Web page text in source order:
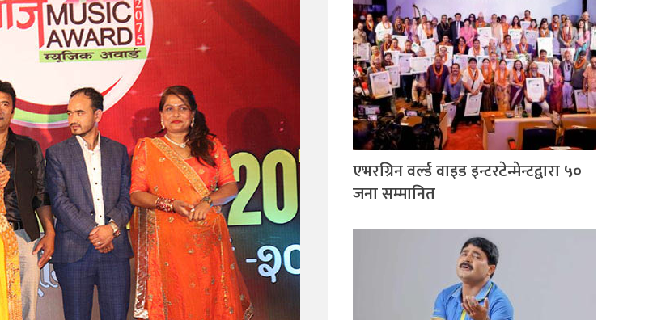
एभरग्रिन वर्ल्ड वाइड इन्टरटेन्मेन्टद्वारा ५०
जना सम्मानित